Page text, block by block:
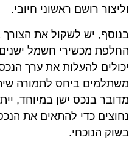
רושם ראשוני חיובי.
יש לשקול את הצורך
מכשירי חשמל ישנים
להעלות את ערך
ביחס לתמורה
בנכס ישן במיוחד,
כדי להתאים את
הנוכחי.